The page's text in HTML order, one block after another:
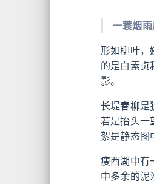
一蓑烟
形如柳叶，
的是白素贞
影。
长堤春柳是
若是抬头一
絮是静态图
瘦西湖中有
中多余的泥